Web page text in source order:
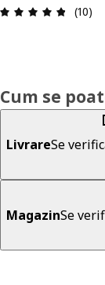
(10)
Cum se
LivrareSe
MagazinSe